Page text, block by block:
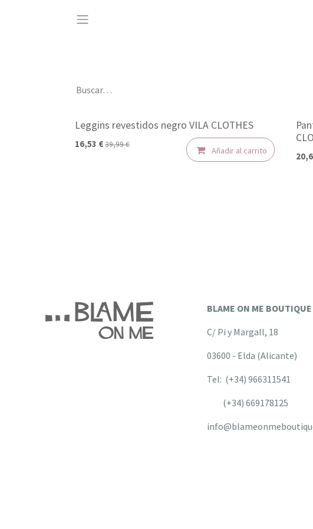
-50%
Leggins revestidos negro VILA CLOTHES
16,53 €39,99€
Añadir al carrito
-
BLAME ON ME BOUTIQUE
C/ Pi y Margall, 18
03600 - Elda (Alicante)
Tel: (+34) 966311541
(+34) 669178125